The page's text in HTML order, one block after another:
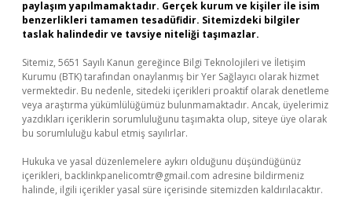
paylaşım yapılmamaktadır. Gerçek kurum ve kişiler ile isim
benzerlikleri tamamen tesadüfidir. Sitemizdeki bilgiler
taslak halindedir ve tavsiye niteliği taşımazlar.
Sitemiz, 5651 Sayılı Kanun gereğince Bilgi Teknolojileri ve İletişim
Kurumu (BTK) tarafından onaylanmış bir Yer Sağlayıcı olarak hizmet
vermektedir. Bu nedenle, sitedeki içerikleri proaktif olarak denetleme
veya araştırma yükümlülüğümüz bulunmamaktadır. Ancak, üyelerimiz
yazdıkları içeriklerin sorumluluğunu taşımakta olup, siteye üye olarak
bu sorumluluğu kabul etmiş sayılırlar.
Hukuka ve yasal düzenlemelere aykırı olduğunu düşündüğünüz
içerikleri, backlinkpanelicomtr@gmail.com adresine bildirmeniz
halinde, ilgili içerikler yasal süre içerisinde sitemizden kaldırılacaktır.